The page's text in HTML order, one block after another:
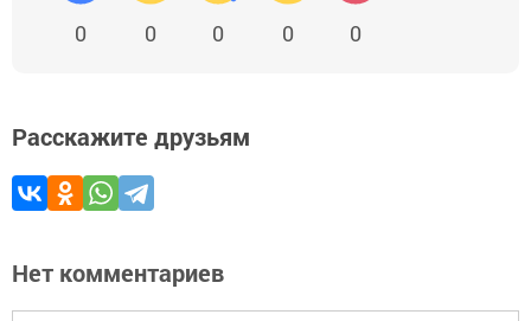
0 0 0 0 0
Расскажите друзьям
Нет комментариев